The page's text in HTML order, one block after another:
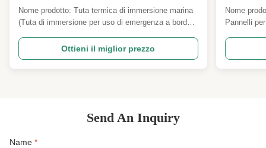
emergenza a bordo, tuta termica
Nome prodotto: Tuta termica di immersione marina
(Tuta di immersione per uso di emergenza a bordo)
completamente integrata in stile SOLAS, progettata
per ridurre il rischio di ipotermia dopo un'immersione
accidentale in acqua fredda. La tuta combina
Ottieni il miglior prezzo
basso
Nome
Pannelli
pelle
Send An Inquiry
Name *